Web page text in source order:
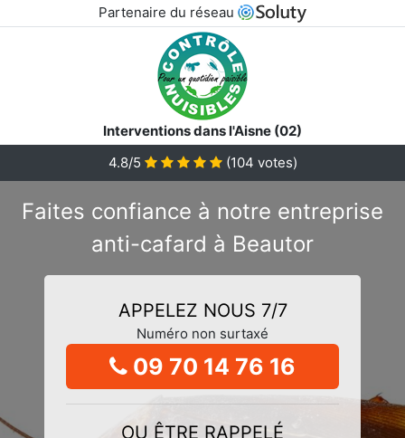
Partenaire du réseau
Interventions dans l'Aisne (02)
4.8/5
(104 votes)
Faites confiance à notre entreprise
anti-cafard à Beautor
APPELEZ NOUS 7/7
Numéro non surtaxé
09 70 14 76 16
OU ÊTRE RAPPELÉ